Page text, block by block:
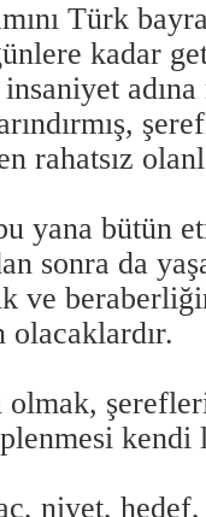
Türk
kadar
rahatsız
yana bütün
sonra da
ve
olmak,
kendi
niyet,